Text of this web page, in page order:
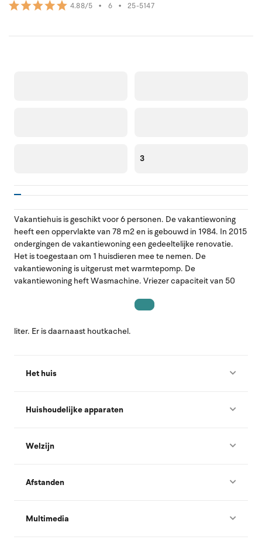
4.88/5 • 6 • 25-5147
3
Vakantiehuis is geschikt voor 6 personen. De vakantiewoning
heeft een oppervlakte van 78 m2 en is gebouwd in 1984. In 2015
ondergingen de vakantiewoning een gedeeltelijke renovatie.
Het is toegestaan om 1 huisdieren mee te nemen. De
vakantiewoning is uitgerust met warmtepomp. De
vakantiewoning heft Wasmachine. Vriezer capaciteit van 50
liter. Er is daarnaast houtkachel.
Het huis
Huishoudelijke apparaten
Welzijn
Afstanden
Multimedia